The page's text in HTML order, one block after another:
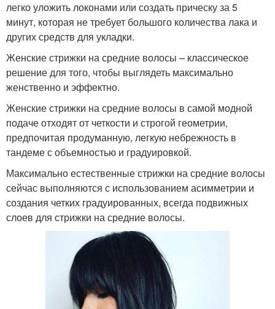
легко уложить локонами или создать прическу за 5
минут, которая не требует большого количества лака и
других средств для укладки.
Женские стрижки на средние волосы – классическое
решение для того, чтобы выглядеть максимально
женственно и эффектно.
Женские стрижки на средние волосы в самой модной
подаче отходят от четкости и строгой геометрии,
предпочитая продуманную, легкую небрежность в
тандеме с объемностью и градуировкой.
Максимально естественные стрижки на средние волосы
сейчас выполняются с использованием асимметрии и
создания четких градуированных, всегда подвижных
слоев для стрижки на средние волосы.